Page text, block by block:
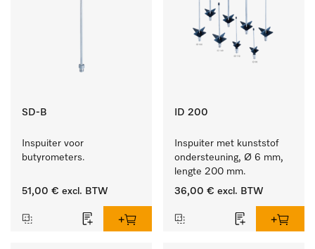
SD-B
Inspuiter voor
butyrometers.
51,00 € excl. BTW
ID 200
Inspuiter met kunststof
ondersteuning, Ø 6 mm,
lengte 200 mm.
36,00 € excl. BTW